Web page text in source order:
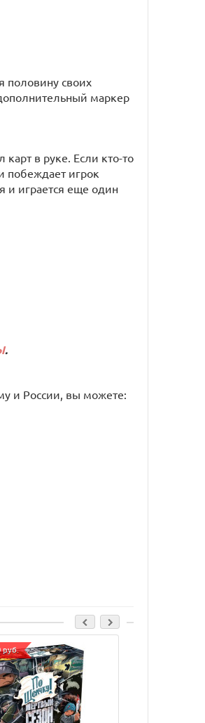
половину своих
маркер
в руке. Если кто-то
побеждает игрок
и играется еще один
.
и России, вы можете:
руб.